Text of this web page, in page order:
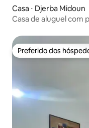
Casa ⋅ Djerba Midoun
Casa de aluguel com
Preferido dos
Preferido dos